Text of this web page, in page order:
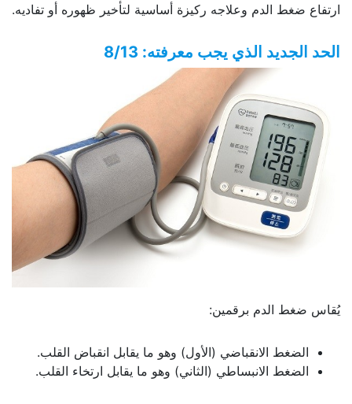
ارتفاع ضغط الدم وعلاجه ركيزة أساسية لتأخير ظهوره أو تفاديه.
الحد الجديد الذي يجب معرفته: 8/13
يُقاس ضغط الدم برقمين:
الضغط الانقباضي (الأول) وهو ما يقابل انقباض القلب.
الضغط الانبساطي (الثاني) وهو ما يقابل ارتخاء القلب.